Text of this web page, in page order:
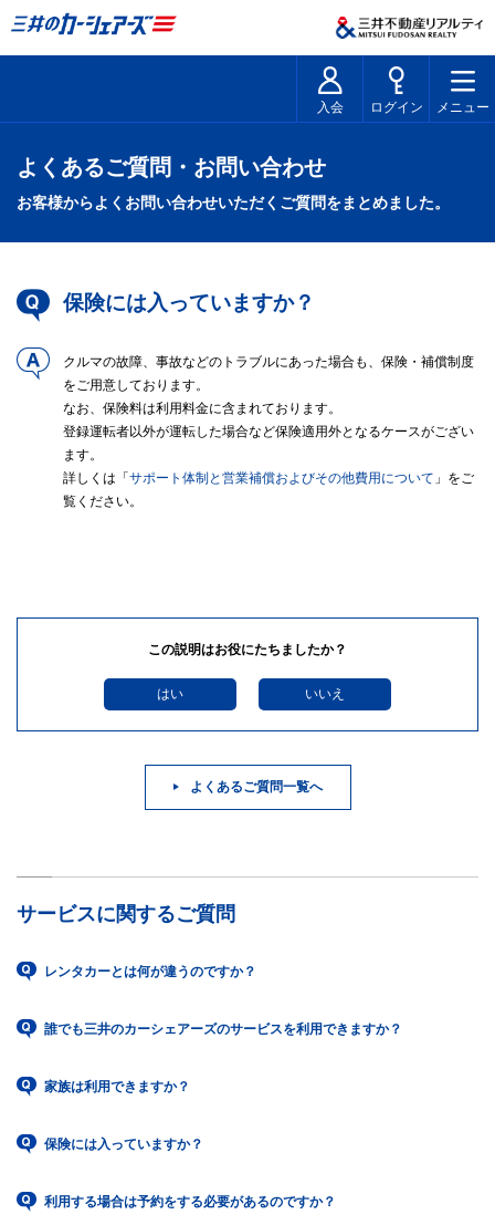
入会 ログイン メニュー
よくあるご質問・お問い合わせ
お客様からよくお問い合わせいただくご質問をまとめました。
保険には入っていますか？
クルマの故障、事故などのトラブルにあった場合も、保険・補償制度
をご用意しております。
なお、保険料は利用料金に含まれております。
登録運転者以外が運転した場合など保険適用外となるケースがござい
ます。
詳しくは「 サポート体制と営業補償およびその他費用について 」をご
覧ください。
この説明はお役にたちましたか？
はい いいえ
よくあるご質問一覧へ
サービスに関するご質問
レンタカーとは何が違うのですか？
誰でも三井のカーシェアーズのサービスを利用できますか？
家族は利用できますか？
保険には入っていますか？
利用する場合は予約をする必要があるのですか？